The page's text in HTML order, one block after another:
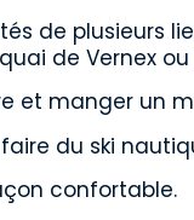
de plusieurs
de Vernex
et manger un
du ski
confortable.